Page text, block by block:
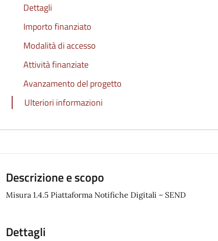
Dettagli
Importo finanziato
Modalità di accesso
Attività finanziate
Avanzamento del progetto
Ulteriori informazioni
Descrizione e scopo
Misura 1.4.5 Piattaforma Notifiche Digitali – SEND
Dettagli